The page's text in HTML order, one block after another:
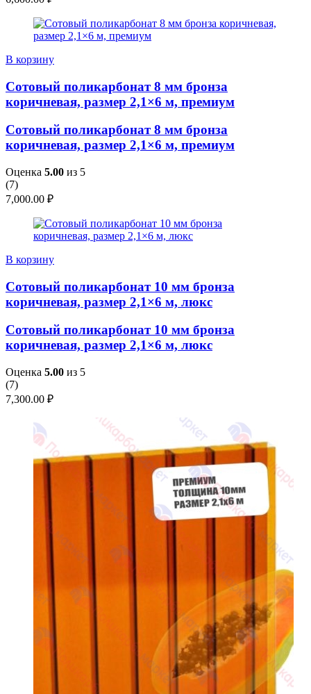
В корзину
Сотовый поликарбонат 8 мм бронза
коричневая, размер 2,1×6 м, премиум
Сотовый поликарбонат 8 мм бронза
коричневая, размер 2,1×6 м, премиум
Оценка 5.00 из 5
(7)
7,000.00 ₽
В корзину
Сотовый поликарбонат 10 мм бронза
коричневая, размер 2,1×6 м, люкс
Сотовый поликарбонат 10 мм бронза
коричневая, размер 2,1×6 м, люкс
Оценка 5.00 из 5
(7)
7,300.00 ₽